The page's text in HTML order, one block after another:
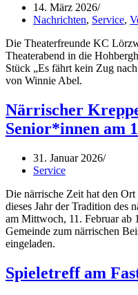
14. März 2026
Nachrichten, Service,
Die Theaterfreunde KC
Theaterabend in die
Stück „Es fährt kein Zug
von Winnie Abel.
Närrischer
Senior*innen am
31. Januar 2026
Service
Die närrische Zeit hat den
dieses Jahr der Tradition des
am Mittwoch, 11. Februar ab
Gemeinde zum närrischen
eingeladen.
Spieletreff am